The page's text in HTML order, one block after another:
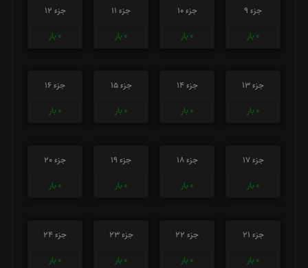
جزء 9
0 بار
جزء 10
0 بار
جزء 11
0 بار
جزء 12
0 بار
جزء 13
0 بار
جزء 14
0 بار
جزء 15
0 بار
جزء 16
0 بار
جزء 17
0 بار
جزء 18
0 بار
جزء 19
0 بار
جزء 20
0 بار
جزء 21
0 بار
جزء 22
0 بار
جزء 23
0 بار
جزء 24
0 بار